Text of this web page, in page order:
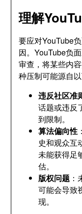
理解
要应对YouTube
因。YouTube负
审查，将某些内
种压制可能源自
违反社区准
话题或违反
到限制。
算法偏向性
史和观众互
未能获得足
估。
版权问题
可能会导致
现。